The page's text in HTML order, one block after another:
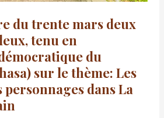
du trente mars deux
tenu en
du
sur le thème: Les
dans La